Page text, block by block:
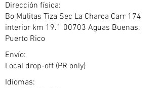
Dirección física:
Bo Mulitas Tiza Sec La Charca Carr 174
interior km 19.1 00703 Aguas Buenas,
Puerto Rico
Envío:
Local drop-off (PR only)
Idiomas: